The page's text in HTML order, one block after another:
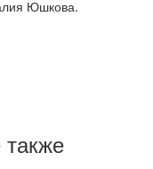
Юшкова.